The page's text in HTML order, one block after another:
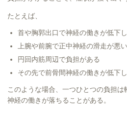
たとえば、
首や胸郭出口で神経の働きが低下
上腕や前腕で正中神経の滑走が悪い
円回内筋周辺で負担がある
その先で前骨間神経の働きが低下
このような場合、一つひとつの負担
神経の働きが落ちることがある。